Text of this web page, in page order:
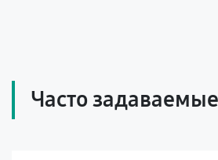
Часто